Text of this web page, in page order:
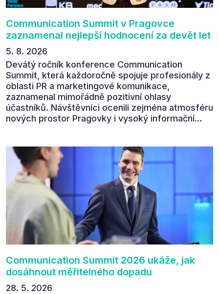
Communication Summit v Pragovce
zaznamenal nejlepší hodnocení za devět let
5. 8. 2026
Devátý ročník konference Communication
Summit, která každoročně spojuje profesionály z
oblasti PR a marketingové komunikace,
zaznamenal mimořádně pozitivní ohlasy
účastníků. Návštěvníci ocenili zejména atmosféru
nových prostor Pragovky i vysoký informační
zúčastnit i příštího ročníku. „Příjemná konference,
výborný program, hezké prostory, Daniel Stach
absolutně nejlepší moderátor!!!“ Tak shrnul
Communication Summit jeden z 330 účastníků ve
své zpětné vazbě. Ta potvrdila, co bylo slyšet i
cítit po celý 9. červen v Pragovce – že ročník s
tématem „Od chaosu k dopadu“ se skutečně
povedl.
Communication Summit 2026 ukáže, jak
dosáhnout měřitelného dopadu
28. 5. 2026